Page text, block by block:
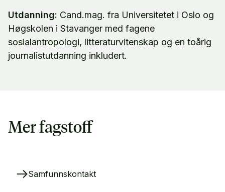
Utdanning: Cand.mag. fra Universitetet i Oslo og
Høgskolen i Stavanger med fagene
sosialantropologi, litteraturvitenskap og en toårig
journalistutdanning inkludert.
Mer fagstoff
Samfunnskontakt